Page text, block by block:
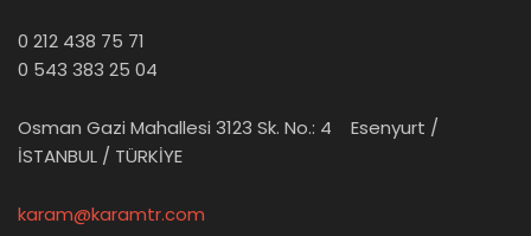
0 212 438 75 71
0 543 383 25 04
Osman Gazi Mahallesi 3123 Sk. No.: 4 Esenyurt /
İSTANBUL / TÜRKİYE
karam@karamtr.com